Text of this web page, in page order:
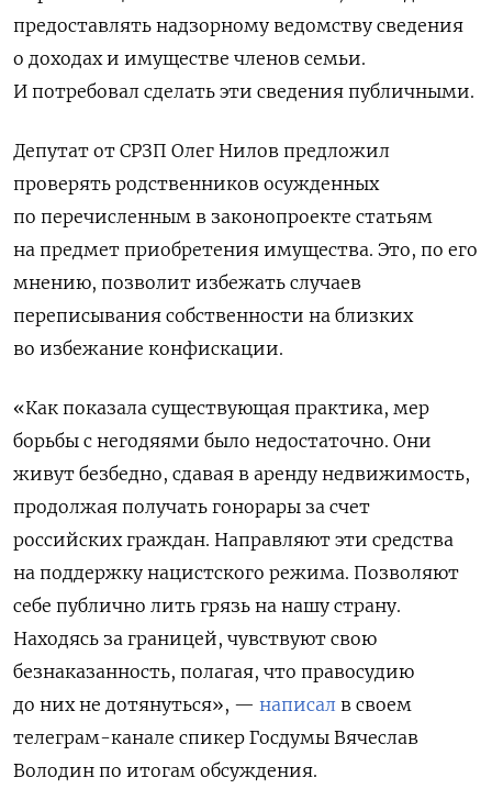
предоставлять надзорному ведомству сведения
о доходах и имуществе членов семьи.
И потребовал сделать эти сведения публичными.
Депутат от СРЗП Олег Нилов предложил
проверять родственников осужденных
по перечисленным в законопроекте статьям
на предмет приобретения имущества. Это, по его
мнению, позволит избежать случаев
переписывания собственности на близких
во избежание конфискации.
«Как показала существующая практика, мер
борьбы с негодяями было недостаточно. Они
живут безбедно, сдавая в аренду недвижимость,
продолжая получать гонорары за счет
российских граждан. Направляют эти средства
на поддержку нацистского режима. Позволяют
себе публично лить грязь на нашу страну.
Находясь за границей, чувствуют свою
безнаказанность, полагая, что правосудию
до них не дотянуться», — написал в своем
телеграм-канале спикер Госдумы Вячеслав
Володин по итогам обсуждения.